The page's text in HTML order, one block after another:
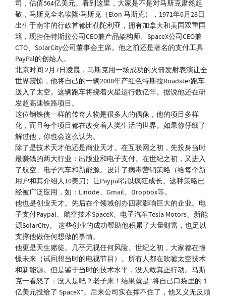
司，估值564亿美元。看到这里，大家是不是对马斯克肃然起
敬，马斯克全名埃隆·马斯克（Elon 马斯克），1971年6月28日
出生于南非的行政首都比勒陀利亚，拥有加拿大和美国双重国
籍，现担任特斯拉公司CEO兼产品架构师、SpaceX公司CEO兼
CTO、SolarCity公司董事会主席。他之前还是著名的支付工具
PayPal的创始人。
北京时间 2月7日凌晨，马斯克用一场成功的火箭发射表演让全
世界震惊，他将自己的一辆2008年产红色特斯拉Roadster跑车
送入了太空。这辆跑车将绕着火星运行数亿年。据说他还在研
发超高速铁路项目。
这位钢铁侠一样的传奇人物是很多人的偶像，他的项目多样
化，而且每个项目都在改变着人类生活的世界。如果你仔细了
解过他，你也会这么认为。
除了是技术天才他还是商业天才。在互联网之初，先投身当时
最赚钱的两大行业：出版业和电子支付。在世纪之初，又进入
了航空、电子汽车和新能源。设计了病毒营销策略（给每个新
用户和其介绍人10美刀）让Paypal得以疯狂成长。这种策略已
经被广泛应用，如：Linode、Gmail、Dropbox等。
他也是创业天才。先后在个领域创办四家影响巨大的企业。电
子支付Paypal、航空技术SpaceX、电子汽车Tesla Motors、新能
源SolarCity。 这些创业的成功帮助他积累了大量财富，也足以
支撑他做任何想做的事情。
他更是天生赌徒。几乎无视任何风险。世纪之初，大家都在憧
憬未来（试回想当时的电视节目）。所有人都在吹嘘太空技术
和新能源。但是鉴于当时的技术水平，没人敢真正行动。马斯
克一看怒了：没人是吧？老子来！结果就是“将自己口袋里的１
亿美元投给了 SpaceX”。后来公司实在撑不住了，他又义无反顾